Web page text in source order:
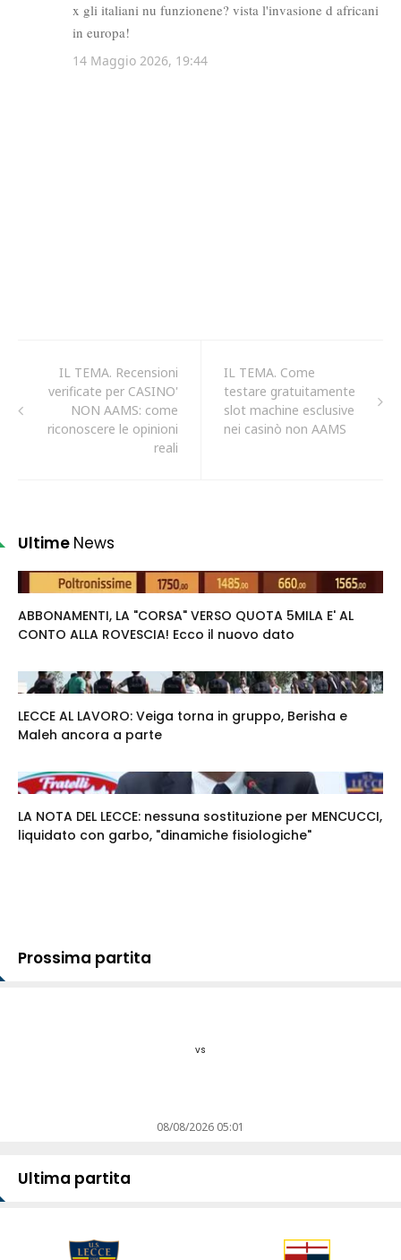
IL TEMA. Recensioni
verificate per CASINO'
NON AAMS: come
riconoscere le opinioni
reali
IL TEMA. Come
testare gratuitamente
slot machine esclusive
nei casinò non AAMS
Ultime News
ABBONAMENTI, LA "CORSA" VERSO QUOTA 5MILA E' AL
CONTO ALLA ROVESCIA! Ecco il nuovo dato
LECCE AL LAVORO: Veiga torna in gruppo, Berisha e
Maleh ancora a parte
LA NOTA DEL LECCE: nessuna sostituzione per MENCUCCI,
liquidato con garbo, "dinamiche fisiologiche"
Prossima partita
vs
08/08/2026 05:01
Ultima partita